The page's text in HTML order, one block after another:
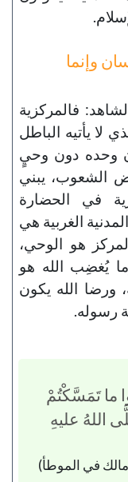
وإنما
فالمركزية
لا يأتيه الباطل
وحده دون وحيٍ
الشعوب، يبني
في الحضارة
الغربية هي
هو الوحي،
يُغضِب الله هو
ورضا الله يكون
رسوله.
ما تَمَسَّكْتُمْ
اللهُ عليهِ
في الموطأ)